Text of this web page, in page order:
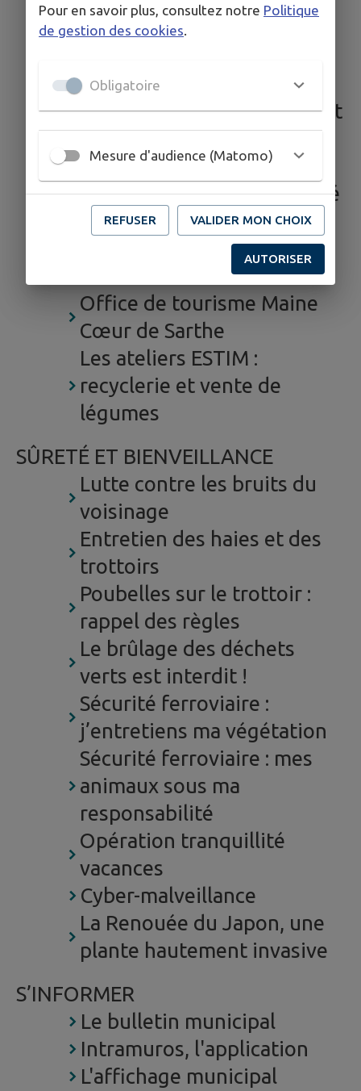
Les associations
artisans
L'Atelier DÉCO de Montbizot
Le jardin partagé des
Hôtelleries
Les professionnels de santé
& bien-être
Maison des Projets, centre
Office de tourisme Maine
Cœur de Sarthe
Les ateliers ESTIM :
recyclerie et vente de
légumes
SÛRETÉ ET BIENVEILLANCE
Lutte contre les bruits du
voisinage
Entretien des haies et des
trottoirs
Poubelles sur le trottoir :
rappel des règles
Le brûlage des déchets
verts est interdit !
Sécurité ferroviaire :
j’entretiens ma végétation
Sécurité ferroviaire : mes
animaux sous ma
responsabilité
Opération tranquillité
vacances
Cyber-malveillance
La Renouée du Japon, une
plante hautement invasive
S’INFORMER
Le bulletin municipal
Intramuros, l'application
L'affichage municipal
Pour en savoir plus, consultez notre Politique
de gestion des cookies
Obligatoire
Mesure d'audience (Matomo)
REFUSER VALIDER MON CHOIX
AUTORISER